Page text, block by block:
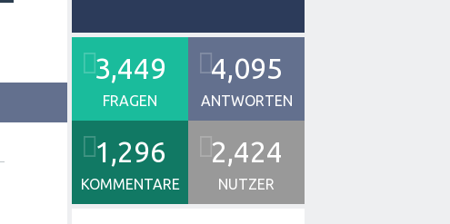
3,449
FRAGEN
4,095
ANTWORTEN
1,296
KOMMENTARE
2,424
NUTZER